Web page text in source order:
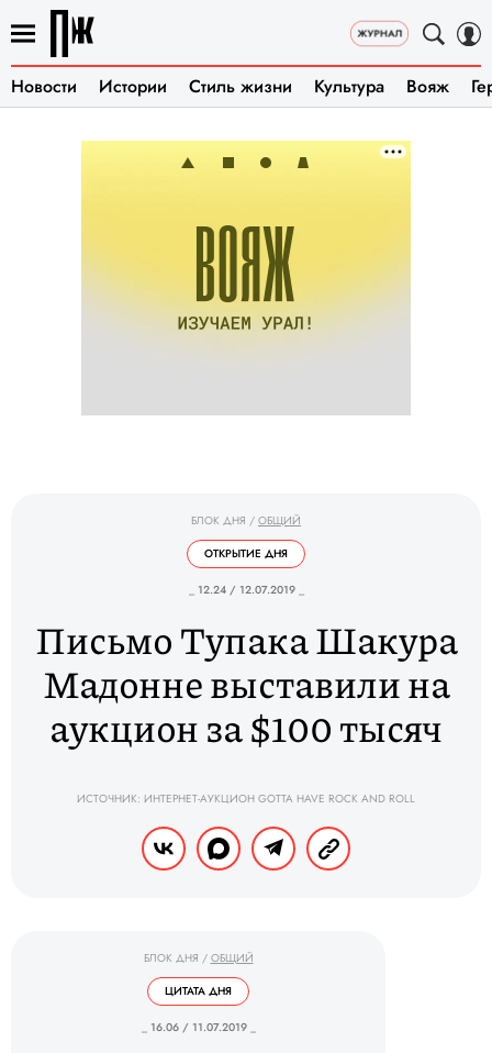
Новости Истории Стиль жизни Культура Вояж
БЛОК ДНЯ / ОБЩИЙ
ОТКРЫТИЕ ДНЯ
_ 12.24 / 12.07.2019 _
Письмо Тупака Шакура
Мадонне выставили на
аукцион за $100 тысяч
ИСТОЧНИК: ИНТЕРНЕТ-АУКЦИОН GOTTA HAVE ROCK AND ROLL
БЛОК ДНЯ / ОБЩИЙ
ЦИТАТА ДНЯ
_ 16.06 / 11.07.2019 _